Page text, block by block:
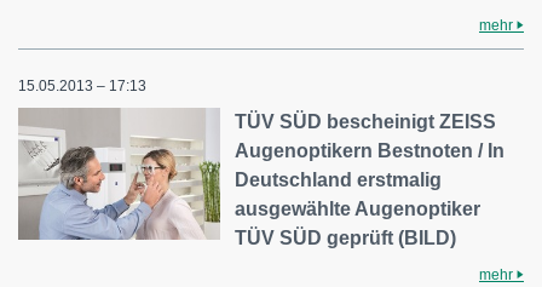
mehr
15.05.2013 – 17:13
TÜV SÜD bescheinigt ZEISS
Augenoptikern Bestnoten / In
Deutschland erstmalig
ausgewählte Augenoptiker
TÜV SÜD geprüft (BILD)
mehr